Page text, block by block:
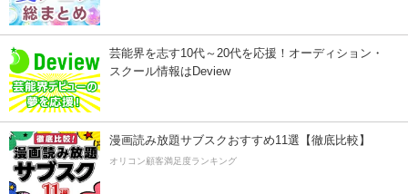
芸能界を志す10代～20代を応援！オーディション・
スクール情報はDeview
漫画読み放題サブスクおすすめ11選【徹底比較】
オリコン顧客満足度ランキング